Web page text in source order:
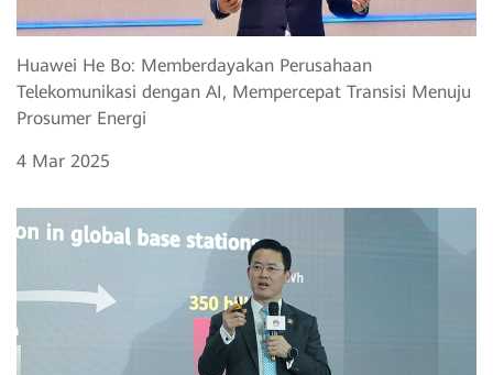
Huawei He Bo: Memberdayakan Perusahaan
Telekomunikasi dengan AI, Mempercepat Transisi Menuju
Prosumer Energi
4 Mar 2025